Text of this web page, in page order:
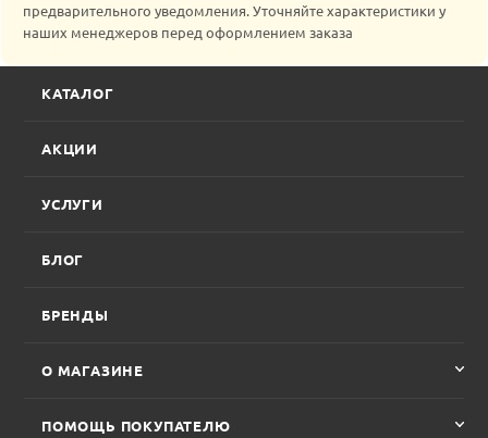
предварительного уведомления. Уточняйте характеристики у
наших менеджеров перед оформлением заказа
КАТАЛОГ
АКЦИИ
УСЛУГИ
БЛОГ
БРЕНДЫ
О МАГАЗИНЕ
ПОМОЩЬ ПОКУПАТЕЛЮ